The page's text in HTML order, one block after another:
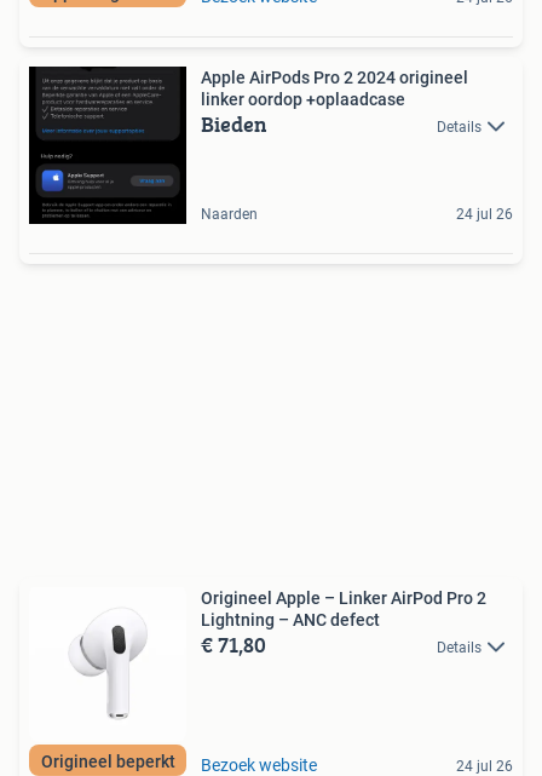
Apple AirPods Pro 2 2024 origineel
linker oordop +oplaadcase
Bieden Details
Naarden 24 jul 26
Origineel beperkt
Origineel Apple – Linker AirPod Pro 2
Lightning – ANC defect
€ 71,80 Details
Bezoek website 24 jul 26